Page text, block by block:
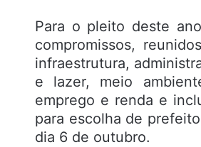
Para o pleito deste
compromissos,
infraestrutura,
e lazer, meio
emprego e renda e
para escolha de
dia 6 de outubro.